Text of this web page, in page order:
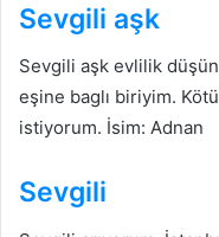
Sevgili aşk
Sevgili aşk evlilik
eşine baglı biriyim.
istiyorum. İsim: Adnan
Sevgili